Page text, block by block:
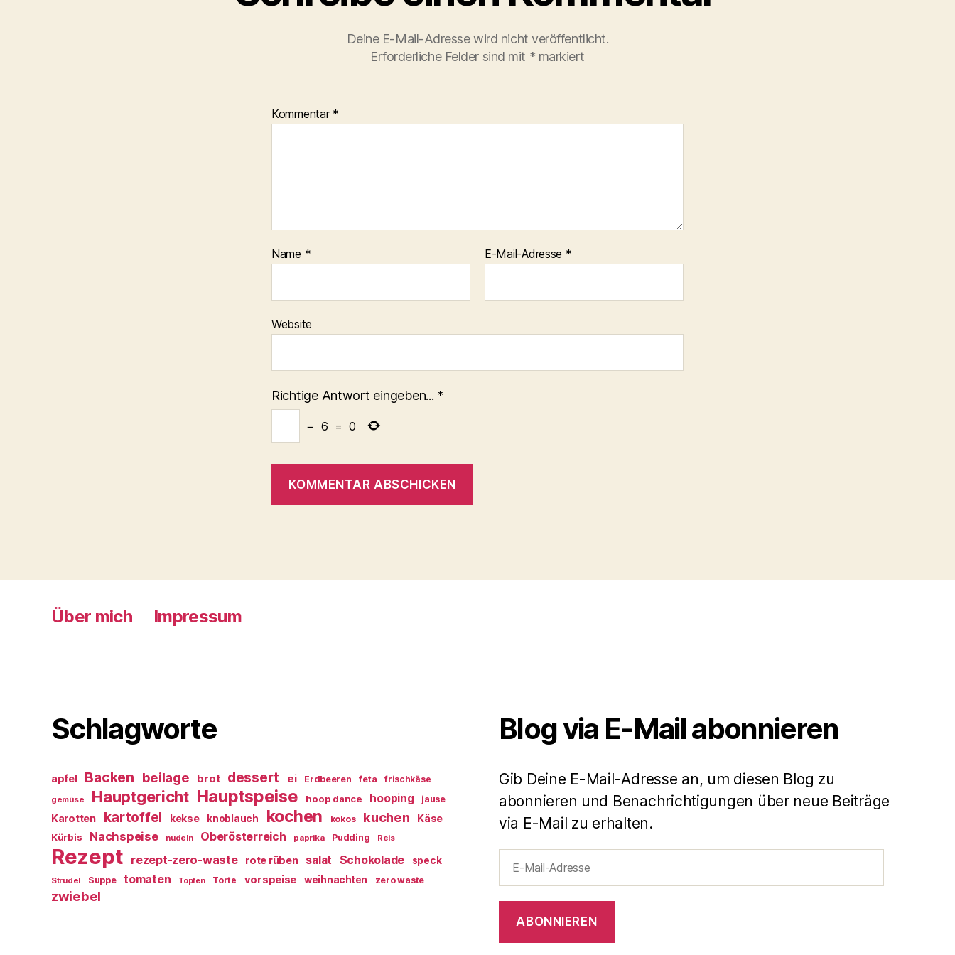
Deine E-Mail-Adresse wird nicht veröffentlicht.
Erforderliche Felder sind mit * markiert
Kommentar *
Name * E-Mail-Adresse *
Website
Richtige Antwort eingeben... *
− 6 = 0
Über mich Impressum
Schlagworte
apfel Backen beilage brot dessert ei Erdbeeren feta frischkäse
gemüse Hauptgericht Hauptspeise hoop dance hooping jause
Karotten kartoffel kekse knoblauch kochen kokos kuchen Käse
Kürbis Nachspeise nudeln Oberösterreich paprika Pudding Reis
Rezept rezept-zero-waste rote rüben salat Schokolade speck
Strudel Suppe tomaten Topfen Torte vorspeise weihnachten zero waste
zwiebel
Blog via E-Mail abonnieren
Gib Deine E-Mail-Adresse an, um diesen Blog zu
abonnieren und Benachrichtigungen über neue Beiträge
via E-Mail zu erhalten.
Mail-
ABONNIEREN